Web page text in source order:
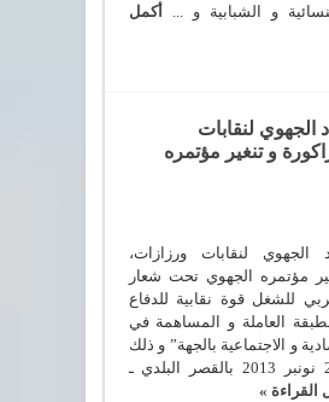
و الشبابية و ... أكمل
الجهوي لنقابات
و تنغير مؤتمره
الجهوي لنقابات ورزازات،
مؤتمره الجهوي تحت شعار
للشغل قوة نقابية للدفاع
العاملة و المساهمة في
و الاجتماعية بالجهة” و ذلك
يوم الأحد 24 نونبر 2013 بالقصر البلدي ـ
القراءة »